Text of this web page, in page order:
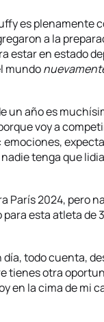
es plenamente
a la
estar en estado
mundo
un año es
voy a
tenga que
París 2024, pero
esta atleta de
día, todo cuenta,
tienes otra
en la cima de mi